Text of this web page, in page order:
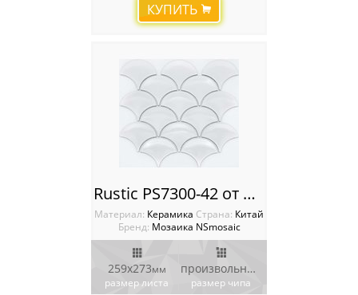
КУПИТЬ
Rustic PS7300-42 от NSmosaic
Материал: Керамика Cтрана: Китай
Бренд: Мозаика NSmosaic
259х273мм
размер листа
произвольной формы
размер чипа